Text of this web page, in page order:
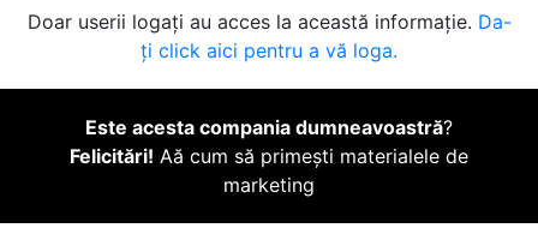
Doar userii logați au acces la această informație. Da-
ți click aici pentru a vă loga.
Este acesta compania dumneavoastră?
Felicitări! Aă cum să primești materialele de
marketing